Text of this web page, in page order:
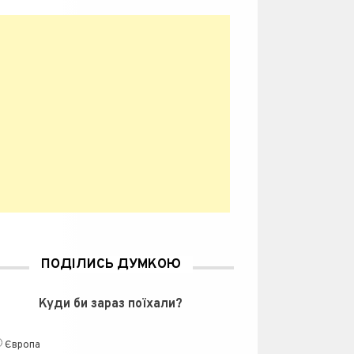
ПОДІЛИСЬ ДУМКОЮ
Куди би зараз поїхали?
Європа